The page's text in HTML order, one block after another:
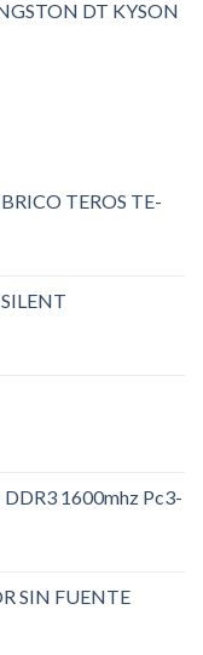
DT KYSON
TEROS TE-
1600mhz Pc3-
SIN FUENTE